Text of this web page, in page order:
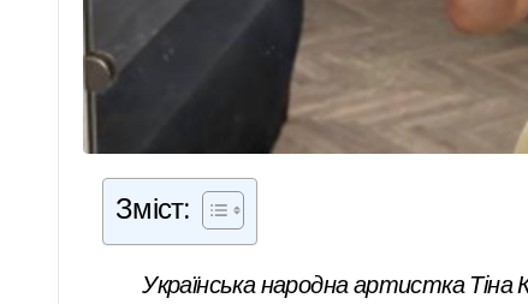
Зміст:
Українська народна артистка Тіна Кароль вийшла на сцену й виконала планку перед публікою. Про це вона сама повідомила в